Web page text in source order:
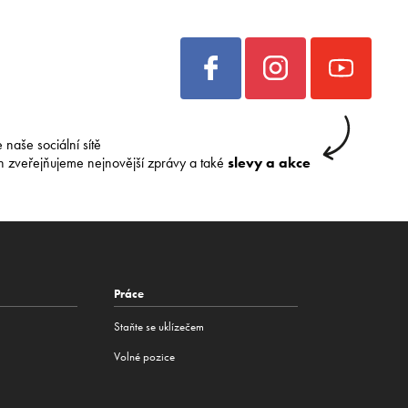
naše sociální sítě
zveřejňujeme nejnovější zprávy a také slevy a akce
Práce
Staňte se uklízečem
Volné pozice